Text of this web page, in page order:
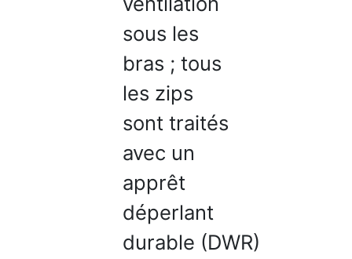
sous les
bras ; tous
les zips
sont traités
avec un
apprêt
déperlant
durable (DWR)